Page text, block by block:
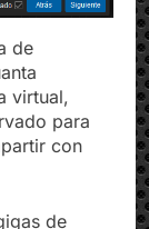
de
virtual,
para
con